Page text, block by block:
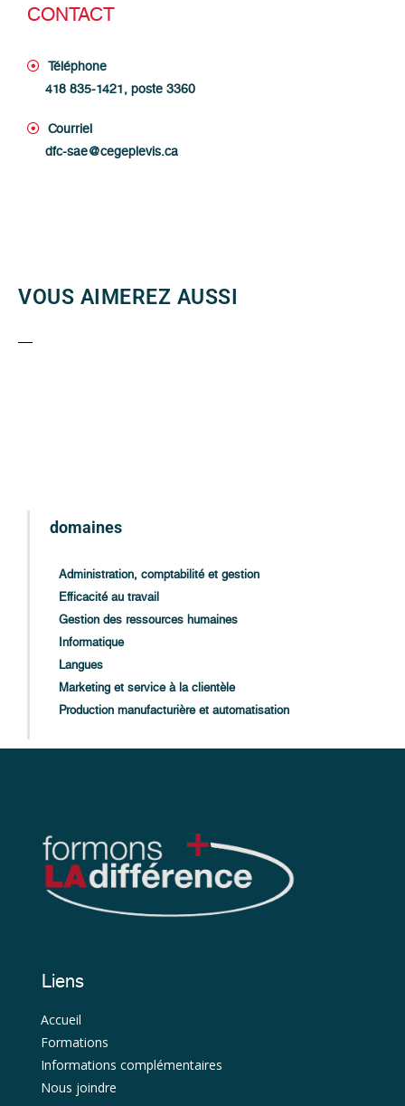
CONTACT
Téléphone
418 835-1421, poste 3360
Courriel
dfc-sae@cegeplevis.ca
VOUS AIMEREZ AUSSI
domaines
Administration, comptabilité et gestion
Efficacité au travail
Gestion des ressources humaines
Informatique
Langues
Marketing et service à la clientèle
Production manufacturière et automatisation
Liens
Accueil
Formations
Informations complémentaires
Nous joindre